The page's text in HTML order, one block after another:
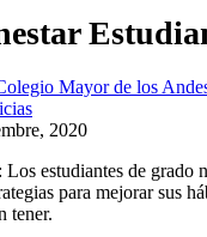
Mayor de los
2020
Los estudiantes de
para mejorar sus
tener.